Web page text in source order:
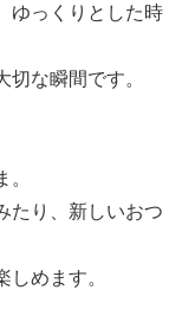
ゆっくりとした時
な瞬間です。
たり、新しいおつ
めます。